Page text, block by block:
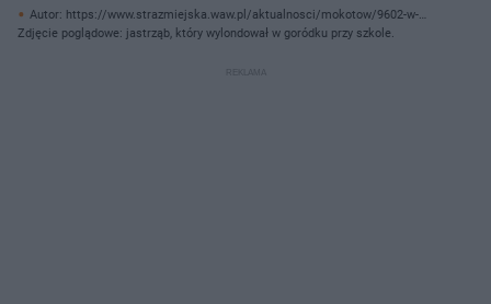
Autor: https://www.strazmiejska.waw.pl/aktualnosci/mokotow/9602-w-
szkole-szuka%C5%82-pomocy-i%E2%80%A6-nie-zawi%C3%B3d%C5%82-
Zdjęcie poglądowe: jastrząb, który wylondował w goródku przy szkole.